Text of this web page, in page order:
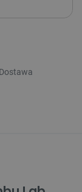
Dostawa